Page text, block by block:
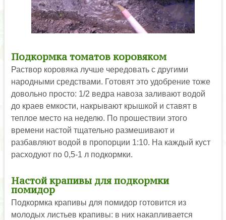
Подкормка томатов коровяком
Раствор коровяка лучше чередовать с другими
народными средствами. Готовят это удобрение тоже
довольно просто: 1/2 ведра навоза заливают водой
до краев емкости, накрывают крышкой и ставят в
теплое место на неделю. По прошествии этого
времени настой тщательно размешивают и
разбавляют водой в пропорции 1:10. На каждый куст
расходуют по 0,5-1 л подкормки.
Настой крапивы для подкормки
помидор
Подкормка крапивы для помидор готовится из
молодых листьев крапивы: в них накапливается